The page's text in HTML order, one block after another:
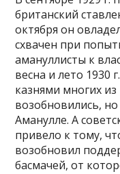
британский
октября он
схвачен при
амануллисты к
весна и лето 1930
казнями многих
возобновились,
Аманулле. А
привело к тому,
возобновил
басмачей, от